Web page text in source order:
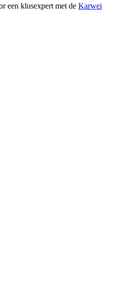
een klusexpert met de Karwei